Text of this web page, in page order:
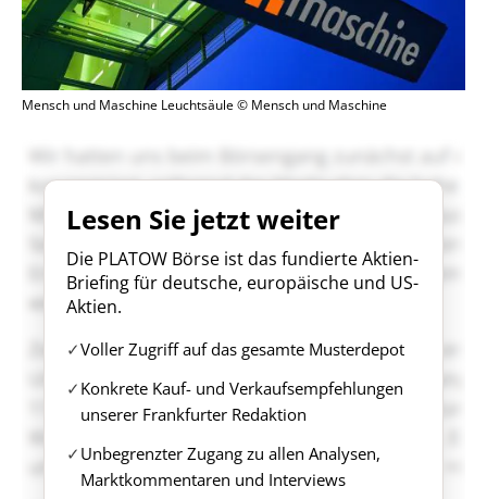
Mensch und Maschine Leuchtsäule © Mensch und Maschine
Lesen Sie jetzt weiter
Die PLATOW Börse ist das fundierte Aktien-
Briefing für deutsche, europäische und US-
Aktien.
Voller Zugriff auf das gesamte Musterdepot
Konkrete Kauf- und Verkaufsempfehlungen
unserer Frankfurter Redaktion
Unbegrenzter Zugang zu allen Analysen,
Marktkommentaren und Interviews